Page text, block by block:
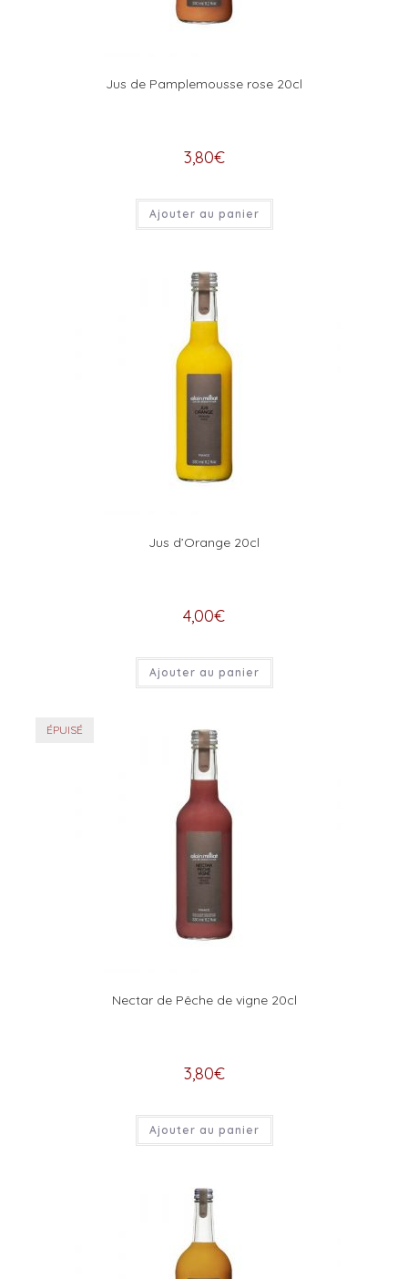
Jus de Pamplemousse rose 20cl
3,80€
Ajouter au panier
Jus d’Orange 20cl
4,00€
Ajouter au panier
ÉPUISÉ
Nectar de Pêche de vigne 20cl
3,80€
Ajouter au panier